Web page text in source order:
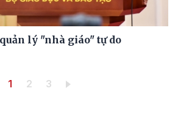
lý "nhà giáo" tự do
Trang hiện thời
1 Trang
2 Trang
3